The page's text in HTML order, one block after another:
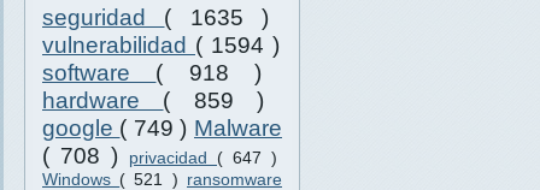
seguridad ( 1635 )
vulnerabilidad ( 1594 )
software ( 918 )
hardware ( 859 )
google ( 749 ) Malware
( 708 )
privacidad ( 647 )
Windows ( 521 ) ransomware